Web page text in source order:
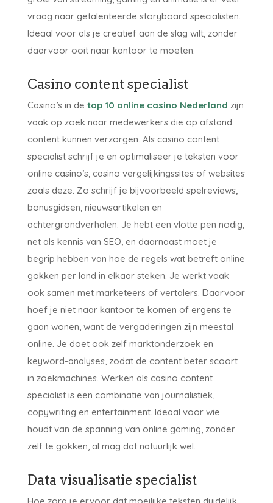
vraag naar getalenteerde storyboard specialisten.
Ideaal voor als je creatief aan de slag wilt, zonder
daarvoor ooit naar kantoor te moeten.
Casino content specialist
Casino’s in de top 10 online casino Nederland zijn
vaak op zoek naar medewerkers die op afstand
content kunnen verzorgen. Als casino content
specialist schrijf je en optimaliseer je teksten voor
online casino’s, casino vergelijkingssites of websites
zoals deze. Zo schrijf je bijvoorbeeld spelreviews,
bonusgidsen, nieuwsartikelen en
achtergrondverhalen. Je hebt een vlotte pen nodig,
net als kennis van SEO, en daarnaast moet je
begrip hebben van hoe de regels wat betreft online
gokken per land in elkaar steken. Je werkt vaak
ook samen met marketeers of vertalers. Daarvoor
hoef je niet naar kantoor te komen of ergens te
gaan wonen, want de vergaderingen zijn meestal
online. Je doet ook zelf marktonderzoek en
keyword-analyses, zodat de content beter scoort
in zoekmachines. Werken als casino content
specialist is een combinatie van journalistiek,
copywriting en entertainment. Ideaal voor wie
houdt van de spanning van online gaming, zonder
zelf te gokken, al mag dat natuurlijk wel.
Data visualisatie specialist